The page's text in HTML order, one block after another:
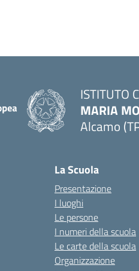
ISTITUTO
MARIA
Alcamo
La Scuola
Presentazione
I luoghi
Le persone
I numeri della scuola
Le carte della scuola
Organizzazione